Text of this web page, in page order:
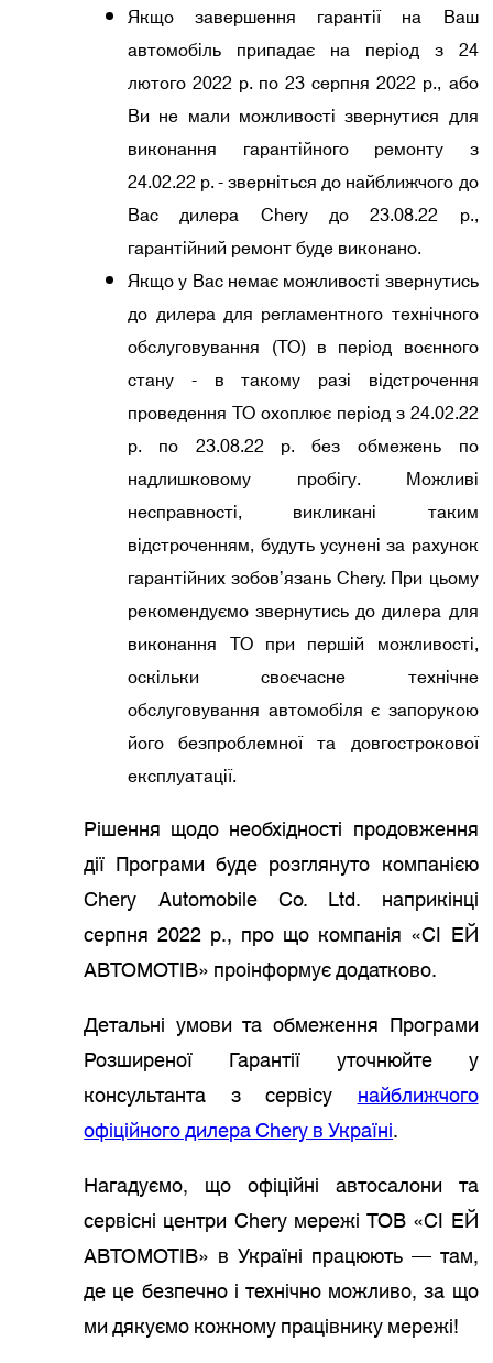
Якщо завершення гарантії на Ваш
автомобіль припадає на період з 24
лютого 2022 р. по 23 серпня 2022 р., або
Ви не мали можливості звернутися для
виконання гарантійного ремонту з
24.02.22 р. - зверніться до найближчого до
Вас дилера Chery до 23.08.22 р.,
гарантійний ремонт буде виконано.
Якщо у Вас немає можливості звернутись
до дилера для регламентного технічного
обслуговування (ТО) в період воєнного
стану - в такому разі відстрочення
проведення ТО охоплює період з 24.02.22
р. по 23.08.22 р. без обмежень по
надлишковому пробігу. Можливі
несправності, викликані таким
відстроченням, будуть усунені за рахунок
гарантійних зобов’язань Chery. При цьому
рекомендуємо звернутись до дилера для
виконання ТО при першій можливості,
оскільки своєчасне технічне
обслуговування автомобіля є запорукою
його безпроблемної та довгострокової
експлуатації.
Рішення щодо необхідності продовження
дії Програми буде розглянуто компанією
Chery Automobile Co. Ltd. наприкінці
серпня 2022 р., про що компанія «СІ ЕЙ
АВТОМОТІВ» проінформує додатково.
Детальні умови та обмеження Програми
Розширеної Гарантії уточнюйте у
консультанта з сервісунайближчого
офіційного дилера Chery в Україні.
Нагадуємо, що офіційні автосалони та
сервісні центри Chery мережі ТОВ «СІ ЕЙ
АВТОМОТІВ» в Україні працюють — там,
де це безпечно і технічно можливо, за що
ми дякуємо кожному працівнику мережі!